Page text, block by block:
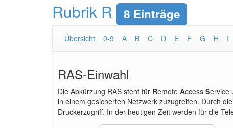
Rubrik R 8 Einträge
Übersicht 0-9 A B C D E F G H I
RAS-Einwahl
Die Abkürzung RAS steht für Remote Access Service
in einem gesicherten Netzwerk zuzugreifen. Durch
Druckerzugriff. In der heutigen Zeit werden für die